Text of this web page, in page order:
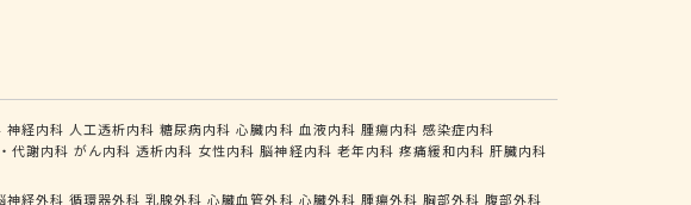
神経内科 人工透析内科 糖尿病内科 心臓内科 血液内科 腫瘍内科 感染症内科
代謝内科 がん内科 透析内科 女性内科 脳神経内科 老年内科 疼痛緩和内科 肝臓内科
神経外科 循環器外科 乳腺外科 心臓血管外科 心臓外科 腫瘍外科 胸部外科 腹部外科